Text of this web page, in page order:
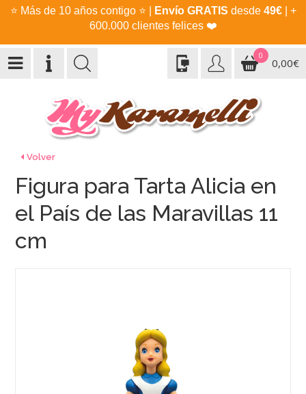
⭐ Más de 10 años contigo ⭐ Envío GRATIS desde 49€| +
600.000 clientes felices ❤️
0
0,00€
Volver
Figura para Tarta Alicia en
el País de las Maravillas 11
cm